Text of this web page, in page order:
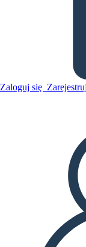
Zaloguj sięSkopiuj tę
ODTWARZANIE